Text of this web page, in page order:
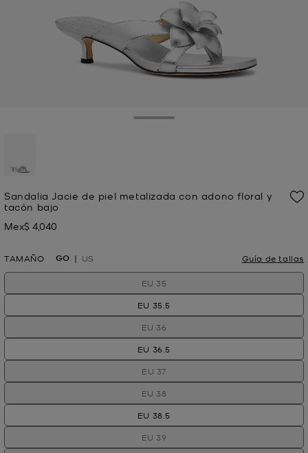
Sandalia Jacie de piel metalizada con adono floral y
tacón bajo
Ahora
Mex$ 4,040
TAMAÑO GO US Guía de tallas
EU 35
EU 35.5
EU 36
EU 36.5
EU 37
EU 38
EU 38.5
EU 39